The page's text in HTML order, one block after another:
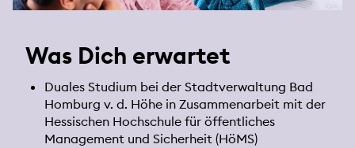
Was Dich erwartet
Duales Studium bei der Stadtverwaltung Bad
Homburg v. d. Höhe in Zusammenarbeit mit der
Hessischen Hochschule für öffentliches
Management und Sicherheit (HöMS)